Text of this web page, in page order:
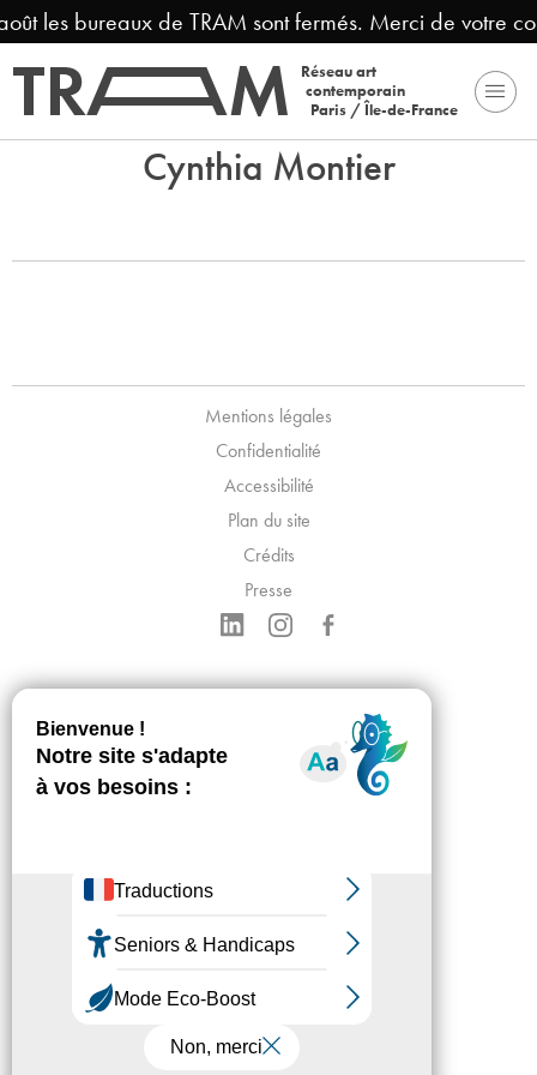
les bureaux de TRAM sont fermés. Merci de votre
Réseau art
contemporain
Paris / Île-de-France
Cynthia Montier
Mentions légales
Confidentialité
Accessibilité
Plan du site
Crédits
Presse